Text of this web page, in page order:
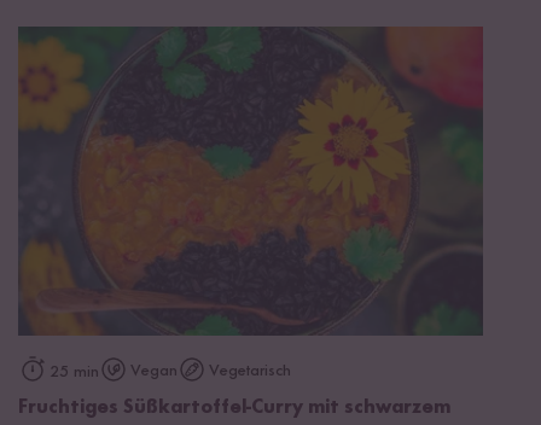
25 min Vegan Vegetarisch
Fruchtiges Süßkartoffel-Curry mit schwarzem